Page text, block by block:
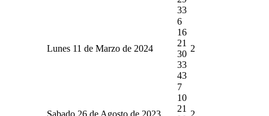
33
Lunes 11 de Marzo de 2024
6
16
21
30
33
43
2
Sabado 26 de Agosto de 2023
7
10
21
2